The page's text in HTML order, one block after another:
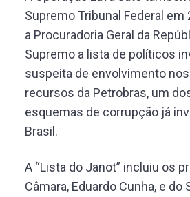
Supremo Tribunal Federal em
a Procuradoria Geral da
Supremo a lista de políticos
suspeita de envolvimento
recursos da Petrobras, um
esquemas de corrupção já
Brasil.
A “Lista do Janot” incluiu os
Câmara, Eduardo Cunha, e do